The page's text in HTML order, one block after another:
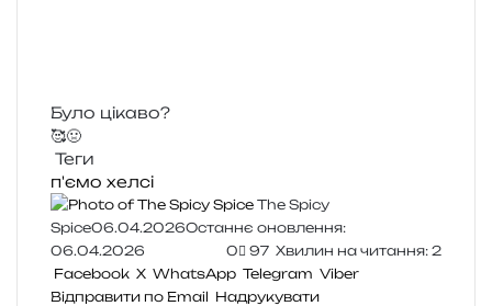
Було цікаво?
🥰🤢
Теги
п'ємо хелсі
The Spicy
Spice06.04.2026Останнє оновлення:
06.04.2026
0 97 Хвилин на читання: 2
Facebook X WhatsApp Telegram Viber
Відправити по Email Надрукувати